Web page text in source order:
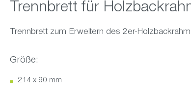
Trennbrett für
Trennbrett zum Erweitern des 2er-
Größe:
214 x 90 mm